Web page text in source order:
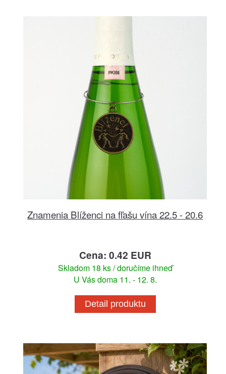
Znamenia Blíženci na fľašu vína 22.5 - 20.6
Cena: 0.42 EUR
Skladom 18 ks / doručíme ihneď
U Vás doma 11. - 12. 8.
Detail produktu